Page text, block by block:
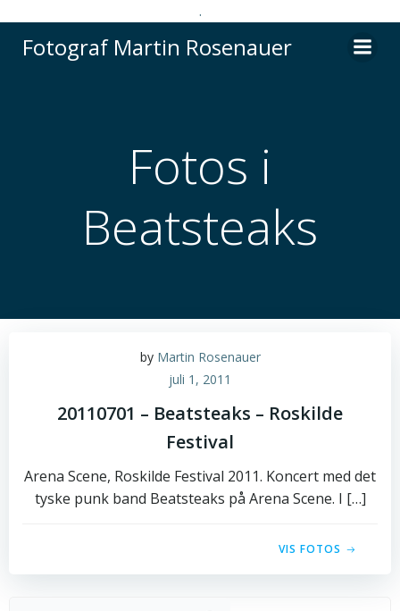
.
til
Fotograf Martin Rosenauer
Fotos i
Beatsteaks
by Martin Rosenauer
juli 1, 2011
20110701 – Beatsteaks – Roskilde
Festival
Arena Scene, Roskilde Festival 2011. Koncert med det
tyske punk band Beatsteaks på Arena Scene. I […]
VIS FOTOS